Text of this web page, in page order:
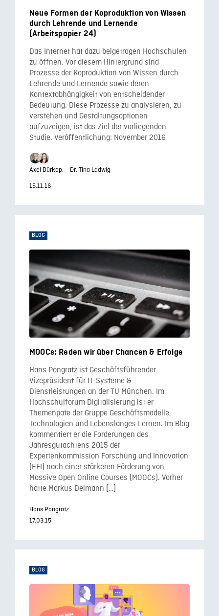
Neue Formen der Koproduktion von Wissen
durch Lehrende und Lernende
(Arbeitspapier 24)
Das Internet hat dazu beigetragen Hochschulen
zu öffnen. Vor diesem Hintergrund sind
Prozesse der Koproduktion von Wissen durch
Lehrende und Lernende sowie deren
Kontextabhängigkeit von entscheidender
Bedeutung. Diese Prozesse zu analysieren, zu
verstehen und Gestaltungsoptionen
aufzuzeigen, ist das Ziel der vorliegenden
Studie. Veröffentlichung: November 2016
Axel Dürkop,
Dr. Tina Ladwig
15.11.16
BLOG
MOOCs: Reden wir über Chancen & Erfolge
Hans Pongratz ist Geschäftsführender
Vizepräsident für IT-Systeme &
Dienstleistungen an der TU München. Im
Hochschulforum Digitalisierung ist er
Themenpate der Gruppe Geschäftsmodelle,
Technologien und Lebenslanges Lernen. Im Blog
kommentiert er die Forderungen des
Jahresgutachtens 2015 der
Expertenkommission Forschung und Innovation
(EFI) nach einer stärkeren Förderung von
Massive Open Online Courses (MOOCs). Vorher
hatte Markus Deimann […]
Hans Pongratz
17.03.15
BLOG